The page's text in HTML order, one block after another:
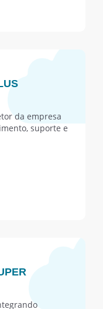
da empresa
suporte e